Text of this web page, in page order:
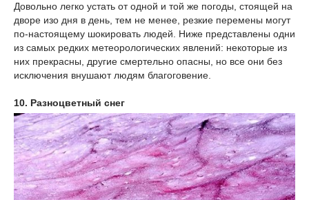
Довольно легко устать от одной и той же погоды, стоящей на
дворе изо дня в день, тем не менее, резкие перемены могут
по-настоящему шокировать людей. Ниже представлены одни
из самых редких метеорологических явлений: некоторые из
них прекрасны, другие смертельно опасны, но все они без
исключения внушают людям благоговение.
10. Разноцветный снег